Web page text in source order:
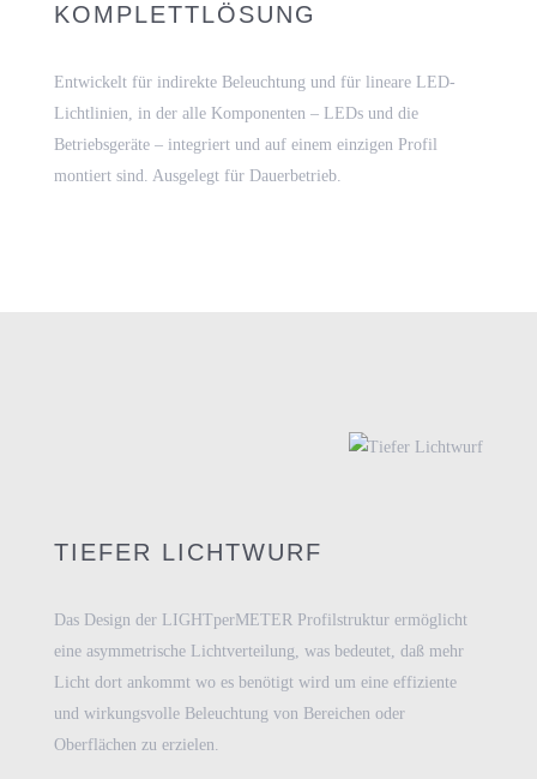
KOMPLETTLÖSUNG
Entwickelt für indirekte Beleuchtung und für lineare LED-
Lichtlinien, in der alle Komponenten – LEDs und die
Betriebsgeräte – integriert und auf einem einzigen Profil
montiert sind. Ausgelegt für Dauerbetrieb.
TIEFER LICHTWURF
Das Design der LIGHTperMETER Profilstruktur ermöglicht
eine asymmetrische Lichtverteilung, was bedeutet, daß mehr
Licht dort ankommt wo es benötigt wird um eine effiziente
und wirkungsvolle Beleuchtung von Bereichen oder
Oberflächen zu erzielen.